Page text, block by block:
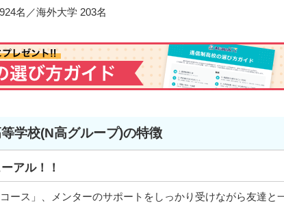
名／海外大学 203名
学校(N高グループ)の特徴
アル！！
ース」、メンターのサポートをしっかり受けながら友達と